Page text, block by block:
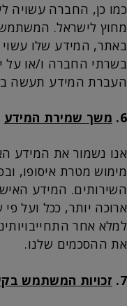
כמו כן, החברה עשויה
מחוץ לישראל.
באתר, המידע שלו עשוי
בשרתי החברה ו/או על
העברת המידע תעשה
6. משך שמירת המידע
אנו נשמור את המידע
מימוש מטרת איסופו,
השירותים. המידע
ארוכה יותר, ככל ועל
למלא אחר
את ההסכמים שלנו.
7. זכויות המשתמש